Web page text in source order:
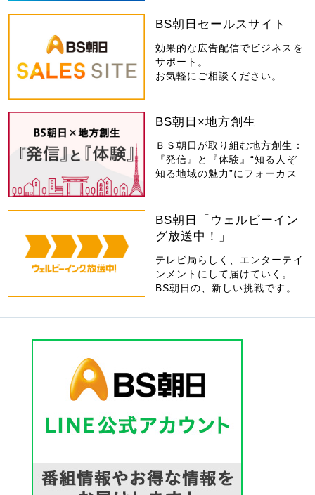
BS朝日セールスサイト
効果的な広告配信でビジネスを
サポート。
お気軽にご相談ください。
BS朝日×地方創生
ＢＳ朝日が取り組む地方創生：
『発信』と『体験』“知る人ぞ
知る地域の魅力”にフォーカス
BS朝日「ウェルビーイン
グ放送中！」
テレビ局らしく、エンターテイ
ンメントにして届けていく。
BS朝日の、新しい挑戦です。